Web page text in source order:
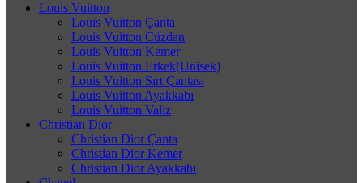
Louis Vuitton
Louis Vuitton Çanta
Louis Vuitton Cüzdan
Louis Vuitton Kemer
Louis Vuitton Erkek(Unisek)
Louis Vuitton Sırt Çantası
Louis Vuitton Ayakkabı
Louis Vuitton Valiz
Christian Dior
Christian Dior Çanta
Christian Dior Kemer
Christian Dior Ayakkabı